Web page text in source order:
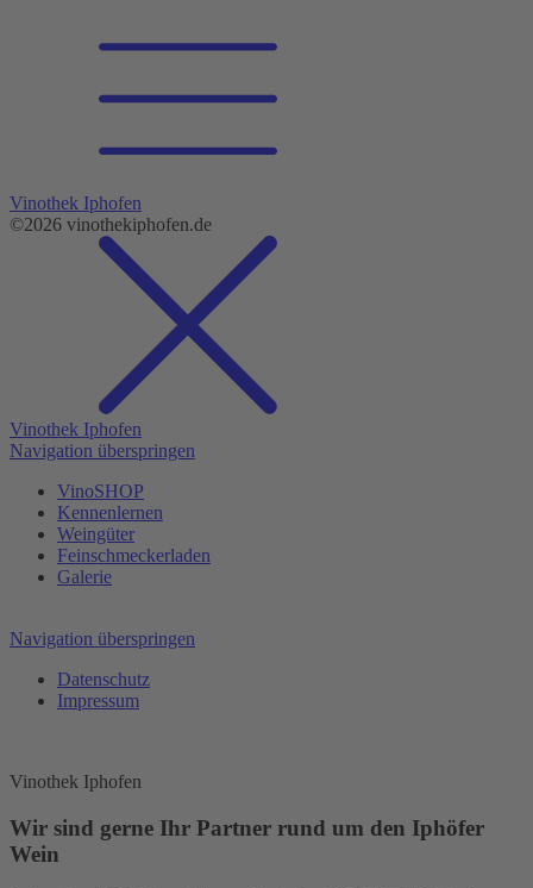
Vinothek Iphofen
©2026 vinothekiphofen.de
Vinothek Iphofen
Navigation überspringen
VinoSHOP
Kennenlernen
Weingüter
Feinschmeckerladen
Galerie
Navigation überspringen
Datenschutz
Impressum
Vinothek Iphofen
Wir sind gerne Ihr Partner rund um den Iphöfer
Wein